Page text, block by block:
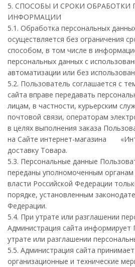
5. СПОСОБЫ И СРОКИ ОБРАБОТКИ
ИНФОРМАЦИИ
5.1. Обработка персональных
осуществляется без ограничения
способом, в том числе в
персональных данных с
автоматизации или без
5.2. Пользователь соглашается с
сайта вправе передавать
лицам, в частности, курьерским
почтовой связи, операторам
в целях выполнения заказа
на Сайте интернет-магазина
доставку Товара.
5.3. Персональные данные
переданы уполномоченным органам
власти Российской Федерации
порядке, установленным
Федерации.
5.4. При утрате или разглашении
Администрация сайта информирует
утрате или разглашении
5.5. Администрация сайта
организационные и технические